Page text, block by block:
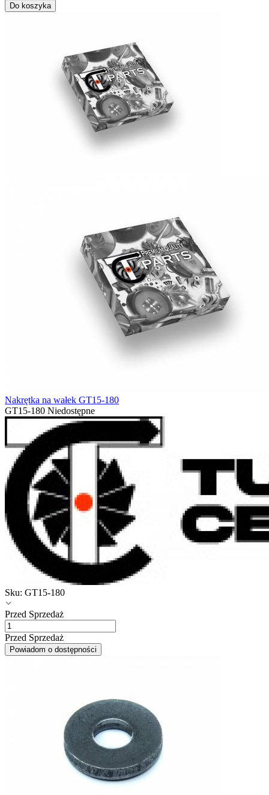
Do koszyka
Nakrętka na wałek GT15-180
GT15-180 Niedostępne
Sku: GT15-180
Przed Sprzedaż
Przed Sprzedaż
Powiadom o dostępności